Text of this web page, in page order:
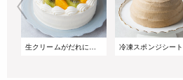
生クリームがだれにくい!サマーショートケーキ